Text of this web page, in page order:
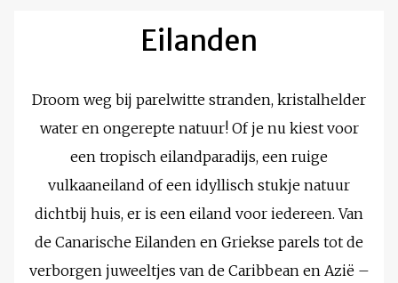
Eilanden
Droom weg bij parelwitte stranden, kristalhelder
water en ongerepte natuur! Of je nu kiest voor
een tropisch eilandparadijs, een ruige
vulkaaneiland of een idyllisch stukje natuur
dichtbij huis, er is een eiland voor iedereen. Van
de Canarische Eilanden en Griekse parels tot de
verborgen juweeltjes van de Caribbean en Azië –